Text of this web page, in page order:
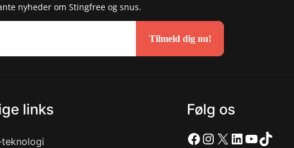
nyheder om Stingfree og snus.
Tilmeld dig nu!
links
Følg os
Facebook
Instagram
X LinkedIn
YouTube
TikTok